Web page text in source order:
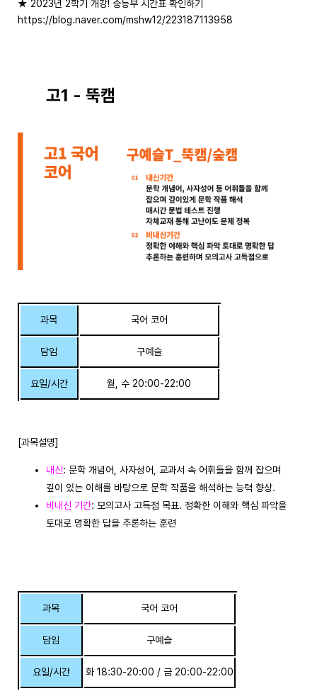
★ 2023년 2학기 개강! 중등부 시간표 확인하기
https://blog.naver.com/mshw12/223187113958
고1 - 뚝캠
과목 국어 코어
담임 구예슬
요일/시간 월, 수 20:00-22:00
[과목설명]
내신: 문학 개념어, 사자성어, 교과서 속 어휘들을 함께 잡으며
깊이 있는 이해를 바탕으로 문학 작품을 해석하는 능력 향상.
비내신 기간: 모의고사 고득점 목표. 정확한 이해와 핵심 파악을
토대로 명확한 답을 추론하는 훈련
과목 국어 코어
담임 구예슬
요일/시간 화 18:30-20:00 / 금 20:00-22:00